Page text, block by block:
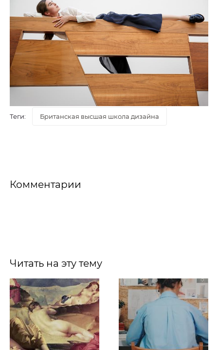
Теги: Британская высшая школа дизайна
Комментарии
Читать на эту тему